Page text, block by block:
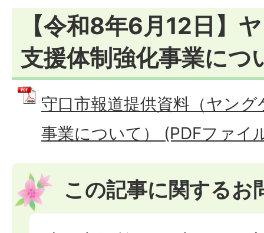
【令和8年6月12日】
支援体制強化事業につ
守口市報道提供資料（ヤン
事業について） (PDFファイ
この記事に関するお